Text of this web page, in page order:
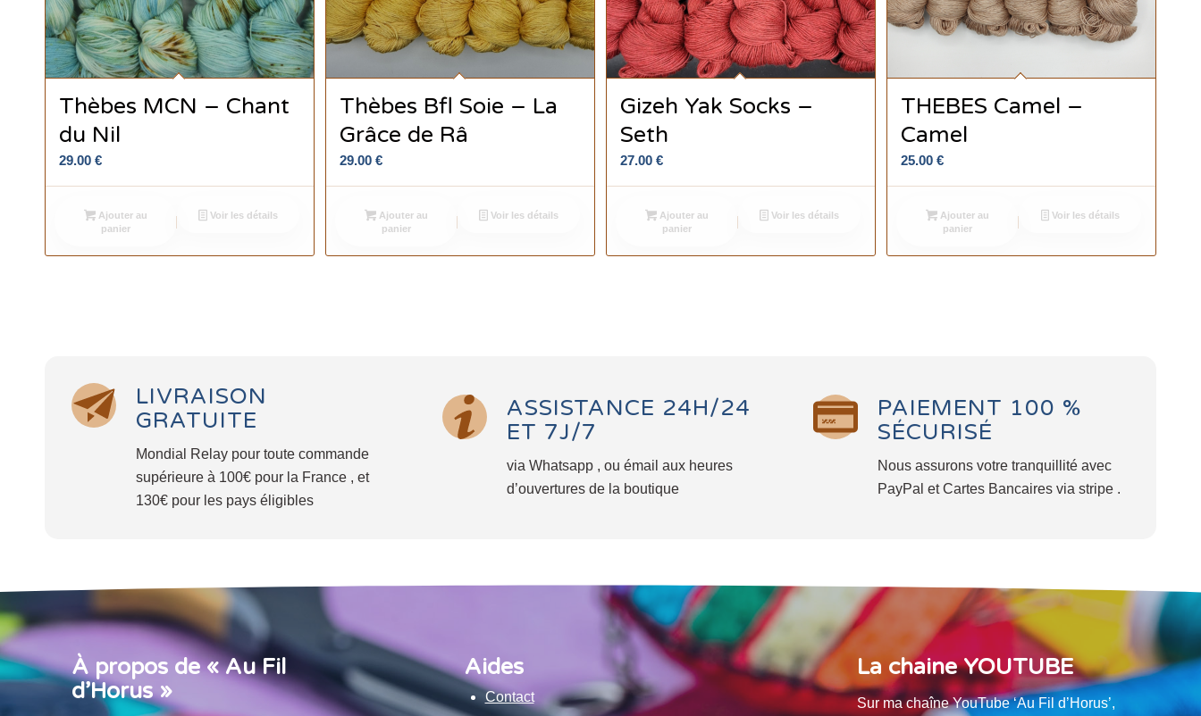
Thèbes MCN – Chant
du Nil
29.00 €
Ajouter au
panier
Voir les détails
Thèbes Bfl Soie – La
Grâce de Râ
29.00€
Ajouter au
panier
Voir les détails
Gizeh Yak Socks –
Seth
27.00€
Ajouter au
panier
Voir les détails
THEBES Camel –
Camel
25.00€
Ajouter au
panier
Voir les détails
LIVRAISON
GRATUITE
Mondial Relay pour toute commande
supérieure à 100€ pour la France , et
130€ pour les pays éligibles
ASSISTANCE 24H/24
ET 7J/7
via Whatsapp , ou émail aux heures
d’ouvertures de la boutique
PAIEMENT 100 %
SÉCURISÉ
Nous assurons votre tranquillité avec
PayPal et Cartes Bancaires via stripe .
À propos de « Au Fil
d’Horus »
Aides
Contact
La chaine YOUTUBE
Sur ma chaîne YouTube ‘Au Fil d’Horus’,